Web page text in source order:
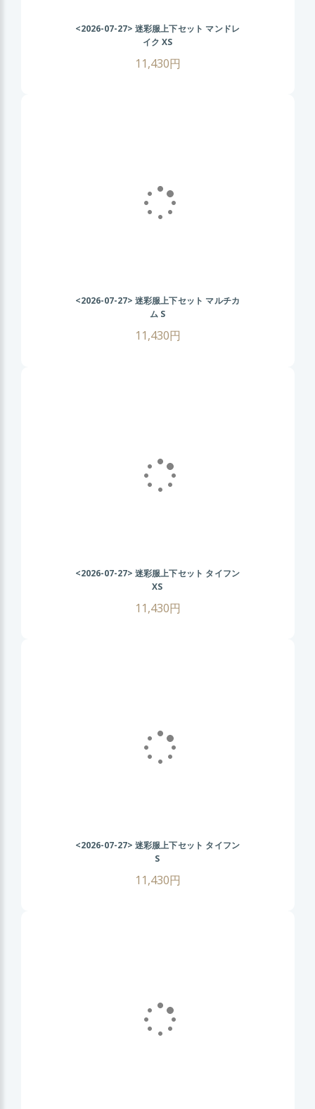
<2026-07-27> 迷彩服上下セット マンドレ
イク XS
11,430円
<2026-07-27> 迷彩服上下セット マルチカ
ム S
11,430円
<2026-07-27> 迷彩服上下セット タイフン
XS
11,430円
<2026-07-27> 迷彩服上下セット タイフン
S
11,430円